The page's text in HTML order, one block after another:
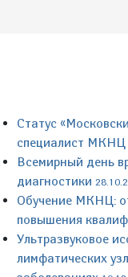
Статус
специалист МКНЦ
Всемирный день
диагностики
Обучение МКНЦ:
повышения
Ультразвуковое
лимфатических